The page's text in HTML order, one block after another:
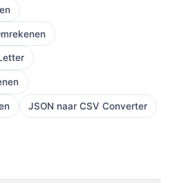
JSON naar CSV Converter